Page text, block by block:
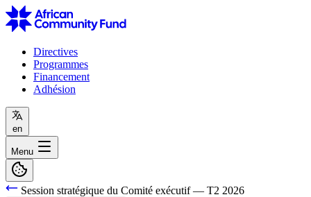
Directives
Programmes
Financement
Adhésion
en
Menu
Session stratégique du Comité exécutif — T2 2026